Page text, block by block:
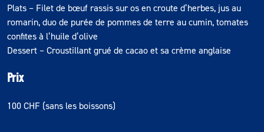
Plats – Filet de bœuf rassis sur os en croute d’herbes, jus au
romarin, duo de purée de pommes de terre au cumin, tomates
confites à l’huile d’olive
Dessert – Croustillant grué de cacao et sa crème anglaise
Prix
100 CHF (sans les boissons)